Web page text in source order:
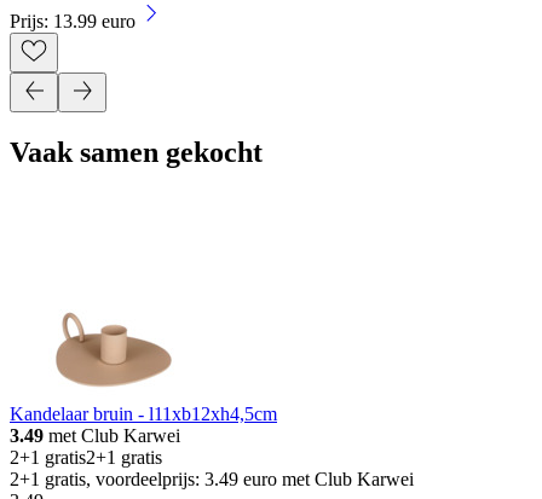
Prijs: 13.99 euro
Vaak samen gekocht
Kandelaar bruin - l11xb12xh4,5cm
3.49 met Club Karwei
2+1 gratis2+1 gratis
2+1 gratis, voordeelprijs: 3.49 euro met Club Karwei